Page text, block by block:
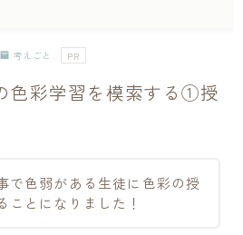
動をしています。
画など、重ね塗りできる画材に惹
デアを試し、工夫・実験をしな
です。
したこと、考えたこと…
考えごと PR
色彩学習を模索する①授
で色弱がある生徒に色彩の授
ことになりました ！